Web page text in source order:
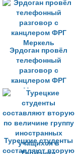
Эрдоган провёл
телефонный
разговор с
канцлером ФРГ
Меркель
Турецкие студенты
составляют вторую